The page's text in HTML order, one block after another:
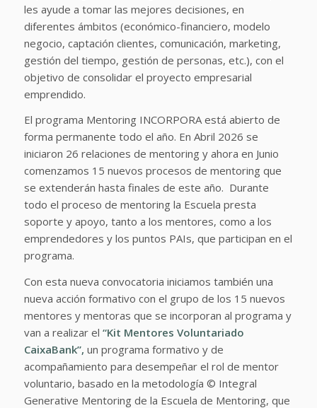
les ayude a tomar las mejores decisiones, en
diferentes ámbitos (económico-financiero, modelo
negocio, captación clientes, comunicación, marketing,
gestión del tiempo, gestión de personas, etc.), con el
objetivo de consolidar el proyecto empresarial
emprendido.
El programa Mentoring INCORPORA está abierto de
forma permanente todo el año. En Abril 2026 se
iniciaron 26 relaciones de mentoring y ahora en Junio
comenzamos 15 nuevos procesos de mentoring que
se extenderán hasta finales de este año. Durante
todo el proceso de mentoring la Escuela presta
soporte y apoyo, tanto a los mentores, como a los
emprendedores y los puntos PAIs, que participan en el
programa.
Con esta nueva convocatoria iniciamos también una
nueva acción formativo con el grupo de los 15 nuevos
mentores y mentoras que se incorporan al programa y
van a realizar el “Kit Mentores Voluntariado
CaixaBank”, un programa formativo y de
acompañamiento para desempeñar el rol de mentor
voluntario, basado en la metodología © Integral
Generative Mentoring de la Escuela de Mentoring, que